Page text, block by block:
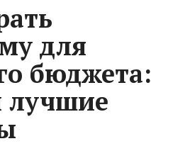
для
бюджета:
лучшие